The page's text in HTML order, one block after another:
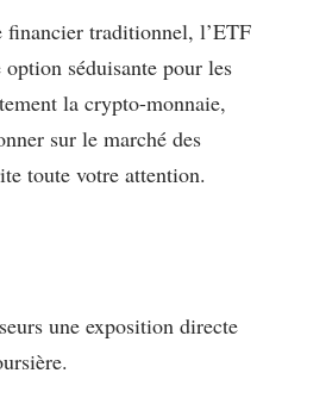
financier traditionnel, l’ETF
séduisante pour les
la crypto-monnaie,
sur le marché des
toute votre attention.
une exposition directe